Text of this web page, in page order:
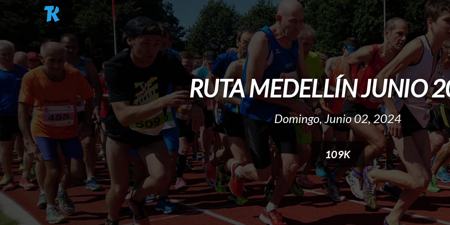
Pasar al contenido principal
RUTA MEDELLÍN JUNIO
Domingo, Junio 02, 2024
109K